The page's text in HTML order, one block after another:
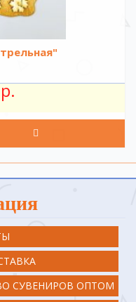
СУВЕНИРОВ ОПТОМ